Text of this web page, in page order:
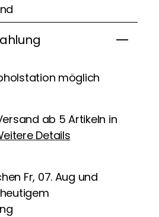
möglich
Versand ab 5 Artikeln in
Details
Fr, 07. Aug und
heutigem